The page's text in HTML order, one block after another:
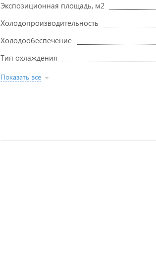
Экспозиционная площадь, м2
Холодопроизводительность
Холодообеспечение
Тип охлаждения
Показать все